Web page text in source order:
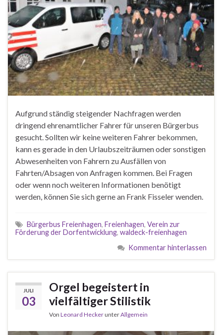
Aufgrund ständig steigender Nachfragen werden
dringend ehrenamtlicher Fahrer für unseren Bürgerbus
gesucht. Sollten wir keine weiteren Fahrer bekommen,
kann es gerade in den Urlaubszeiträumen oder sonstigen
Abwesenheiten von Fahrern zu Ausfällen von
Fahrten/Absagen von Anfragen kommen. Bei Fragen
oder wenn noch weiteren Informationen benötigt
werden, können Sie sich gerne an Frank Fisseler wenden.
Bürgerbus Freienhagen, Freienhagen, Verein zur
Förderung der Dorfentwicklung, waldeck-freienhagen
Kommentar hinterlassen
JULI
03
Orgel begeistert in
vielfältiger Stilistik
Von Leonard HeckerunterAllgemein